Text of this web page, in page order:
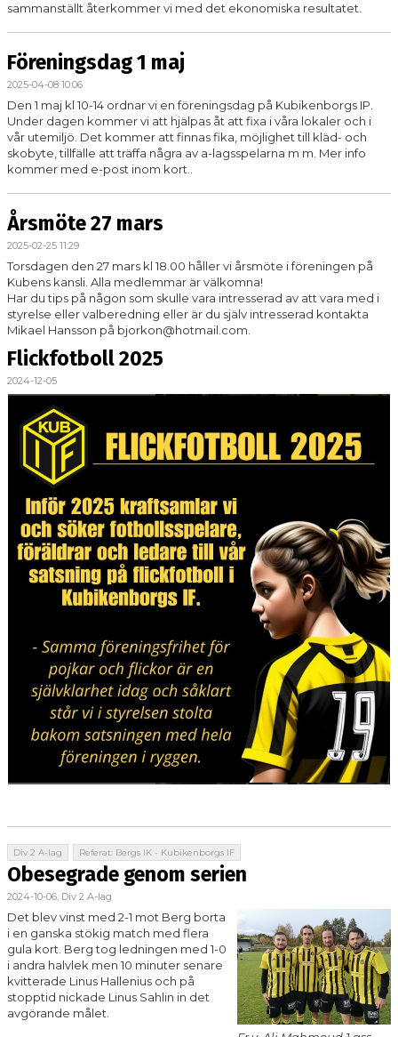
sammanställt återkommer vi med det ekonomiska resultatet.
Föreningsdag 1 maj
2025-04-08 10:06
Den 1 maj kl 10-14 ordnar vi en föreningsdag på Kubikenborgs IP.
Under dagen kommer vi att hjälpas åt att fixa i våra lokaler och i
vår utemiljö. Det kommer att finnas fika, möjlighet till kläd- och
skobyte, tillfälle att träffa några av a-lagsspelarna m m. Mer info
kommer med e-post inom kort..
Årsmöte 27 mars
2025-02-25 11:29
Torsdagen den 27 mars kl 18.00 håller vi årsmöte i föreningen på
Kubens kansli. Alla medlemmar är välkomna!
Har du tips på någon som skulle vara intresserad av att vara med i
styrelse eller valberedning eller är du själv intresserad kontakta
Mikael Hansson på bjorkon@hotmail.com.
Flickfotboll 2025
2024-12-05
Div 2 A-lag Referat: Bergs IK - Kubikenborgs IF
Obesegrade genom serien
2024-10-06, Div 2 A-lag
Det blev vinst med 2-1 mot Berg borta
i en ganska stökig match med flera
gula kort. Berg tog ledningen med 1-0
i andra halvlek men 10 minuter senare
kvitterade Linus Hallenius och på
stopptid nickade Linus Sahlin in det
avgörande målet.